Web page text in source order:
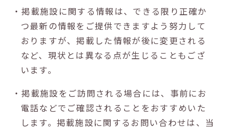
・掲載施設に関する情報は、できる限り正確か
つ最新の情報をご提供できますよう努力して
おりますが、掲載した情報が後に変更される
など、現状とは異なる点が生じることもござ
います。
・掲載施設をご訪問される場合には、事前にお
電話などでご確認されることをおすすめいた
します。掲載施設に関するお問い合わせは、当